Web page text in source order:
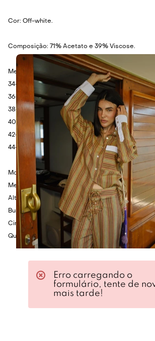
Cor: Off-white.
Composição: 71% Acetato e 39% Viscose.
Medidas:
34- Cintura: cm - Quadril: cm - Comprimento: cm.
36- Cintura: cm - Quadril: cm - Comprimento:
38- Cintura: 76cm - Quadril: 112cm -
40- Cintura: cm - Quadril: cm - Comprimento: cm.
42- Cintura: cm - Quadril: cm - Comprimento: cm.
44- Cintura: cm - Quadril: cm - Comprimento: cm.
Modelo veste 36.
Medidas da Modelo:
Altura: 1.75cm
Busto: 80cm
Cintura: 60cm
Quadril: 86cm
Erro carregando o
formulário, tente de
mais tarde!